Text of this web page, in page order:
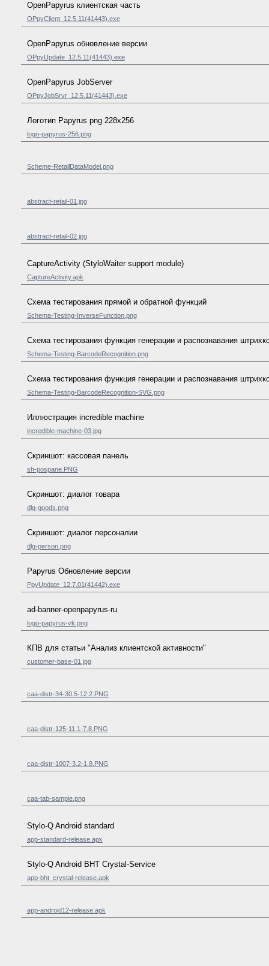
OpenPapyrus клиентская часть
OPpyClient_12.5.11(41443).exe
OpenPapyrus обновление версии
OPpyUpdate_12.5.11(41443).exe
OpenPapyrus JobServer
OPpyJobSrvr_12.5.11(41443).exe
Логотип Papyrus png 228x256
logo-papyrus-256.png
Scheme-RetailDataModel.png
abstract-retail-01.jpg
abstract-retail-02.jpg
CaptureActivity (StyloWaiter support module)
CaptureActivity.apk
Схема тестирования прямой и обратной функций
Schema-Testing-InverseFunction.png
Схема тестирования функция генерации и распознавания
Schema-Testing-BarcodeRecognition.png
Схема тестирования функция генерации и распознавания
Schema-Testing-BarcodeRecognition-SVG.png
Иллюстрация incredible machine
incredible-machine-03.jpg
Скриншот: кассовая панель
sh-pospane.PNG
Скриншот: диалог товара
dlg-goods.png
Скриншот: диалог персоналии
dlg-person.png
Papyrus Обновление версии
PpyUpdate_12.7.01(41442).exe
ad-banner-openpapyrus-ru
logo-papyrus-vk.png
КПВ для статьи "Анализ клиентской активности"
customer-base-01.jpg
caa-distr-34-30.5-12.2.PNG
caa-distr-125-11.1-7.8.PNG
caa-distr-1007-3.2-1.8.PNG
caa-tab-sample.png
Stylo-Q Android standard
app-standard-release.apk
Stylo-Q Android BHT Crystal-Service
app-bht_crystal-release.apk
app-android12-release.apk